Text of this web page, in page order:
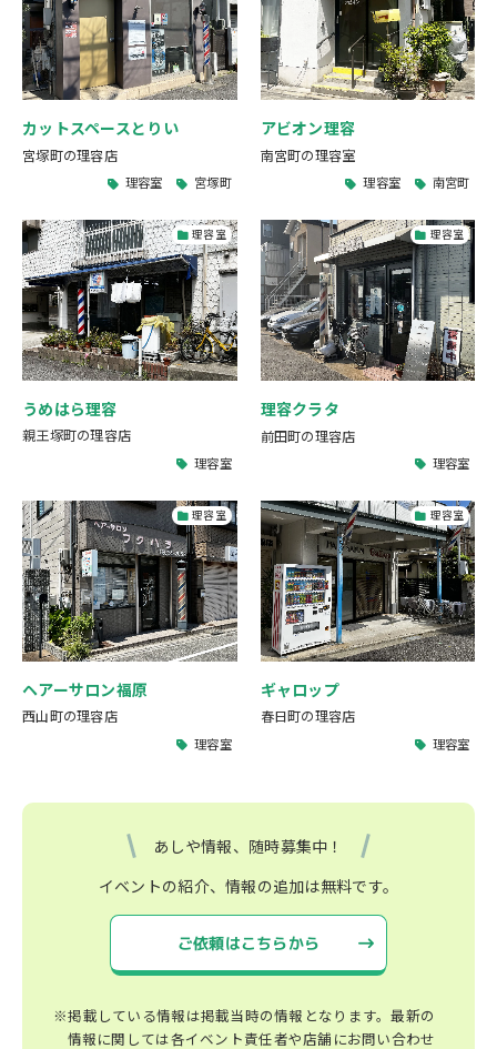
カットスペースとりい
宮塚町の理容店
理容室 宮塚町
アビオン理容
南宮町の理容室
理容室 南宮町
理容室
うめはら理容
親王塚町の理容店
理容室
理容室
理容クラタ
前田町の理容店
理容室
理容室
ヘアーサロン福原
西山町の理容店
理容室
理容室
ギャロップ
春日町の理容店
理容室
あしや情報、随時募集中！
イベントの紹介、情報の追加は無料です。
ご依頼はこちらから
※掲載している情報は掲載当時の情報となります。最新の
情報に関しては各イベント責任者や店舗にお問い合わせ